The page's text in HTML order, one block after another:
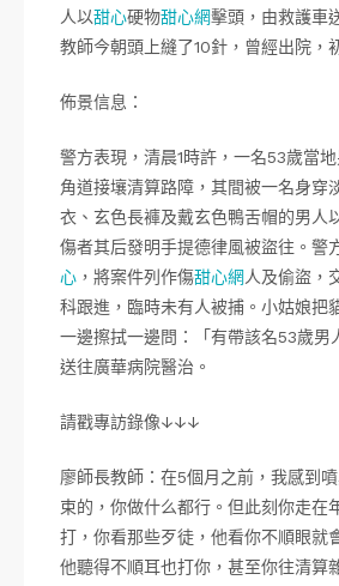
人以甜心硬物甜心網擊頭，由救護車
教師今朝頭上縫了10針，曾經出院，
佈景信息：
警方表現，清晨1時許，一名53歲當
角道接壤清算路障，其間被一名身穿
衣、玄色長褲及戴玄色鴨舌帽的男人
傷者其后發明手提德律風被盜往。警
心 ，將案件列作傷甜心網人及偷盜，
科跟進，臨時未有人被捕。小姑娘把
一邊擦拭一邊問：「有帶該名53歲男
送往廣華病院醫治。
請戳專訪錄像↓↓↓
廖師長教師：在5個月之前，我感到
束的，你做什么都行。但此刻你走在
打，你看那些歹徒，他看你不順眼就
他聽得不順耳也打你，甚至你往清算